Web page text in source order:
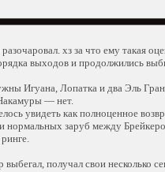
хз за что ему такая
выходов и продолжились
Игуана, Лопатка и два Эль
— нет.
увидеть как полноценное
нормальных заруб между
получал свои несколько